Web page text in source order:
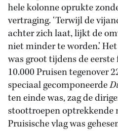
hele kolonne oprukte
vertraging. ‘Terwijl de
achter zich laat, lijkt de
niet minder te worden.’
was groot tijdens de
10.000 Pruisen tegenover
speciaal gecomponeerde
ten einde was, zag de
stoottroepen optrekkende
Pruisische vlag was